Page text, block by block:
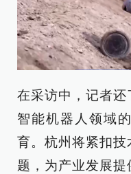
在采访中，记者还
智能机器人领域
育。杭州将紧扣技
题，为产业发展提